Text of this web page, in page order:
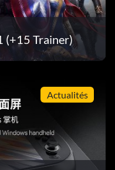
(+15 Trainer)
Actualités